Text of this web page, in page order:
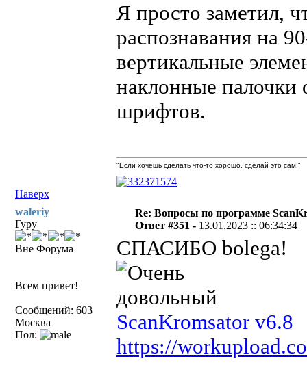
Я просто заметил,
распознавания на
вертикальные
наклонные
шрифтов.
Наверх
"Если хочешь сделать что-то хорошо, сделай это сам!"
waleriy
Гуру
Вне Форума
Всем привет!
Сообщений: 603
Москва
Пол:
Re: Вопросы по программе
Ответ #351 - 13.01.2023 :: 06:34:34
СПАСИБО bolega!
ScanKromsator v6.8
https://